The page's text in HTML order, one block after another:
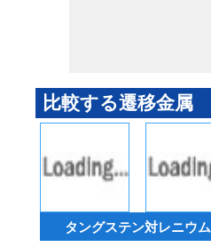
比較する遷移金属
タングステン対レニウム